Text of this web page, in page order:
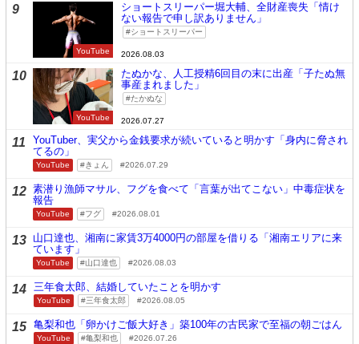
9
YouTube
ショートスリーパー堀大輔、全財産喪失「情け
ない報告で申し訳ありません」
ショートスリーパー
2026.08.03
10
YouTube
たぬかな、人工授精6回目の末に出産「子たぬ無
事産まれました」
たかぬな
2026.07.27
11
YouTuber、実父から金銭要求が続いていると明かす「身内に脅され
てるの」
YouTube きょん 2026.07.29
12 素潜り漁師マサル、フグを食べて「言葉が出てこない」中毒症状を
報告
YouTube フグ 2026.08.01
13 山口達也、湘南に家賃3万4000円の部屋を借りる「湘南エリアに来
ています」
YouTube 山口達也 2026.08.03
14 三年食太郎、結婚していたことを明かす
YouTube 三年食太郎 2026.08.05
15 亀梨和也「卵かけご飯大好き」築100年の古民家で至福の朝ごはん
YouTube 亀梨和也 2026.07.26